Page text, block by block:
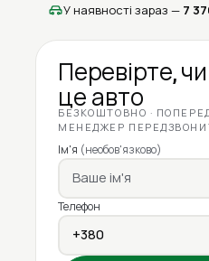
У наявності зараз — 7
Перевірте,
це авто
БЕЗКОШТОВНО ·
МЕНЕДЖЕР
Ім'я (необов'язково)
Телефон